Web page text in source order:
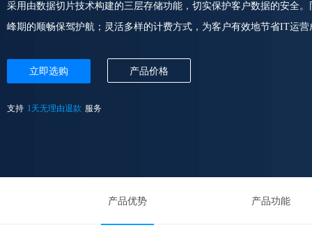
采用由数据切片技术构建的三层存储功能，切实保护客户数据的安全
峰期的顺畅保驾护航；灵活多样的计费方式，为客户有效地节省IT运
立即选购 产品价格
支持 1天无理由退款 服务
产品优势 产品功能